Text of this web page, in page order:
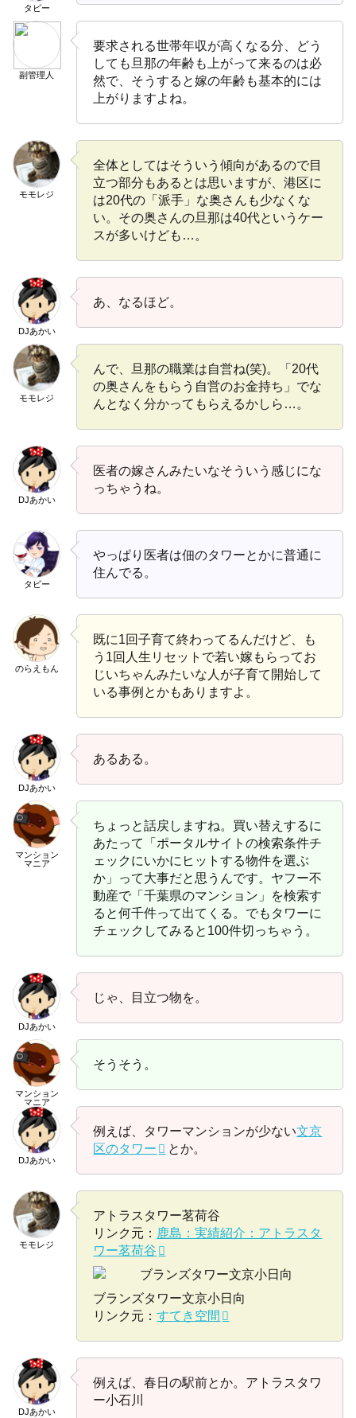
タビー
副管理人
要求される世帯年収が高くなる分、どう
しても旦那の年齢も上がって来るのは必
然で、そうすると嫁の年齢も基本的には
上がりますよね。
モモレジ
全体としてはそういう傾向があるので目
立つ部分もあるとは思いますが、港区に
は20代の「派手」な奥さんも少なくな
い。その奥さんの旦那は40代というケー
スが多いけども…。
DJあかい
あ、なるほど。
モモレジ
んで、旦那の職業は自営ね(笑)。「20代
の奥さんをもらう自営のお金持ち」でな
んとなく分かってもらえるかしら…。
DJあかい
医者の嫁さんみたいなそういう感じにな
っちゃうね。
タビー
やっぱり医者は佃のタワーとかに普通に
住んでる。
のらえもん
既に1回子育て終わってるんだけど、も
う1回人生リセットで若い嫁もらってお
じいちゃんみたいな人が子育て開始して
いる事例とかもありますよ。
DJあかい
あるある。
マンション
マニア
ちょっと話戻しますね。買い替えするに
あたって「ポータルサイトの検索条件チ
ェックにいかにヒットする物件を選ぶ
か」って大事だと思うんです。ヤフー不
動産で「千葉県のマンション」を検索す
ると何千件って出てくる。でもタワーに
チェックしてみると100件切っちゃう。
DJあかい
じゃ、目立つ物を。
マンション
マニア
そうそう。
DJあかい
例えば、タワーマンションが少ない文京
区のタワー
とか。
モモレジ
アトラスタワー茗荷谷
リンク元： 鹿島：実績紹介：アトラスタ
ワー茗荷谷
ブランズタワー文京小日向
リンク元：すてき空間
DJあかい
例えば、春日の駅前とか。アトラスタワ
ー小石川